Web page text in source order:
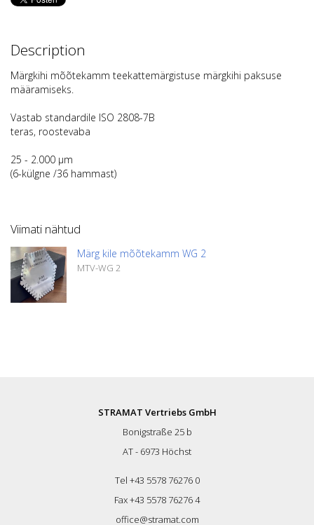
Description
Märgkihi mõõtekamm teekattemärgistuse märgkihi paksuse
määramiseks.
Vastab standardile ISO 2808-7B
teras, roostevaba
25 - 2.000 µm
(6-külgne /36 hammast)
Viimati nähtud
Märg kile mõõtekamm WG 2
MTV-WG 2
STRAMAT Vertriebs GmbH
Bonigstraße 25 b
AT - 6973 Höchst
Tel +43 5578 76276 0
Fax +43 5578 76276 4
office@stramat.com